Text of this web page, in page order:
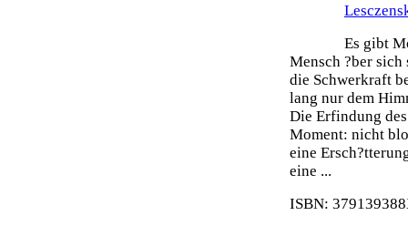
Es gibt
Mensch ?ber sich
die Schwerkraft
lang nur dem
Die Erfindung
Moment: nicht
eine
eine ...
ISBN: